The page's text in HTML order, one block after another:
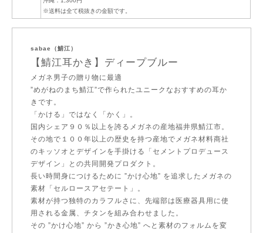
※送料は全て税抜きの金額です。
sabae（鯖江）
【鯖江耳かき】ディープブルー
メガネ男子の贈り物に最適
”めがねのまち鯖江”で作られたユニークなおすすめの耳か
きです。
「かける」ではなく「かく」。
国内シェア９０％以上を誇るメガネの産地福井県鯖江市。
その地で１００年以上の歴史を持つ産地でメガネ材料商社
のキッソオとデザインを手掛ける「セメントプロデュース
デザイン」との共同開発プロダクト。
長い時間身につけるために ”かけ心地” を追求したメガネの
素材「セルロースアセテート」。
素材が持つ独特のカラフルさに、先端部は医療器具用に使
用される金属、チタンを組み合わせました。
その ”かけ心地” から ”かき心地” へと素材のフォルムを変